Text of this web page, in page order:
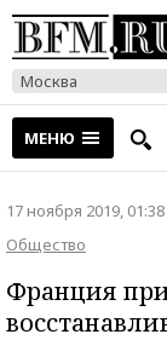
Москва
МЕНЮ
17 ноября 2019, 01:38
Общество
Франция